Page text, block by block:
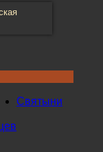
Святыни